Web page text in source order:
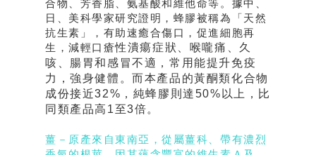
合物、芳香脂、氨基酸和維他命等。據中、
日、美科學家研究證明，蜂膠被稱為「天然
抗生素」，有助速癒合傷口，促進細胞再
生，減輕口瘡性潰瘍症狀
、喉嚨痛、久
咳、腸胃和感冒不適，常用能提升免疫
力，強身健體。而本產品的黃酮類化合物
成份接近32%，純蜂膠則達50%以上，比
同類產品高1至3倍。
薑－原產來自東南亞，從屬薑科、帶有濃烈